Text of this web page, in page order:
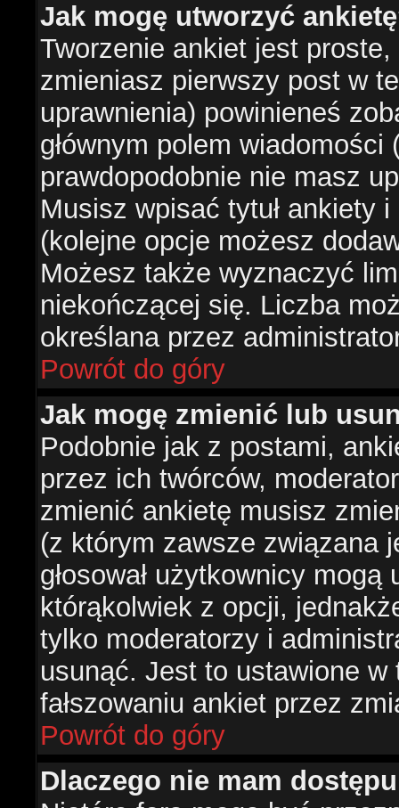
Jak mogę utworzyć
Tworzenie ankiet jest
zmieniasz pierwszy post w
uprawnienia) powinieneś
głównym polem
prawdopodobnie nie masz
Musisz wpisać tytuł ankiety
(kolejne opcje możesz
Możesz także wyznaczyć
niekończącej się. Liczba
określana przez
Powrót do góry
Jak mogę zmienić lub
Podobnie jak z postami,
przez ich twórców,
zmienić ankietę musisz
(z którym zawsze związana
głosował użytkownicy
którąkolwiek z opcji,
tylko moderatorzy i
usunąć. Jest to ustawione
fałszowaniu ankiet przez
Powrót do góry
Dlaczego nie mam